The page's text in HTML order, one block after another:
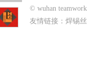
© wuhan
友情链接： 焊锡丝